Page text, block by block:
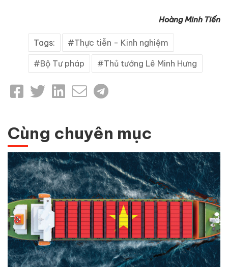
Hoàng Minh Tiến
Tags: Thực tiễn - Kinh nghiệm
Bộ Tư pháp Thủ tướng Lê Minh Hưng
Cùng chuyên mục